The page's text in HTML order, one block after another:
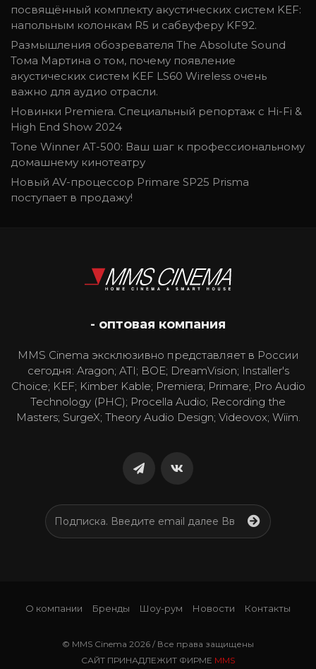
посвящённый комплекту акустических систем KEF:
напольным колонкам R5 и сабвуферу KF92.
Размышления обозревателя The Absolute Sound
Тома Мартина о том, почему появление
акустических систем KEF LS60 Wireless очень
важно для аудио отрасли.
Новинки Premiera. Специальный репортаж с Hi-Fi &
High End Show 2024
Tone Winner AT-500: Ваш шаг к профессиональному
домашнему кинотеатру
Новый AV-процессор Primare SP25 Prisma
поступает в продажу!
- оптовая компания
MMS Cinema эксклюзивно представляет в России
сегодня: Aragon; ATI; BOE; DreamVision; Installer's
Choice; KEF; Kimber Kable; Premiera; Primare; Pro Audio
Technology (PHC); Procella Audio; Recording the
Masters; SurgeX; Theory Audio Design; Videovox; Wiim.
О компании Бренды Шоу-рум Новости Контакты
© MMS Cinema 2026 / Все права защищены
САЙТ ПРИНАДЛЕЖИТ ФИРМЕ MMS